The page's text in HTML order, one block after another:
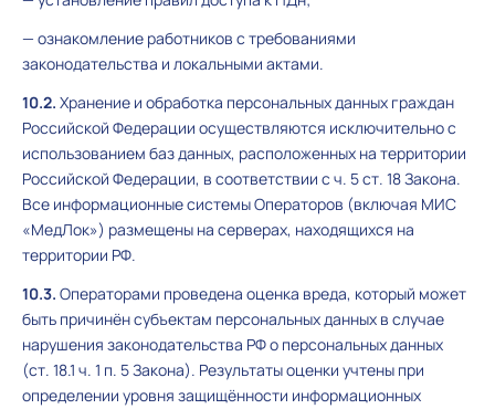
— ознакомление работников с требованиями
законодательства и локальными актами.
10.2. Хранение и обработка персональных данных граждан
Российской Федерации осуществляются исключительно с
использованием баз данных, расположенных на территории
Российской Федерации, в соответствии с ч. 5 ст. 18 Закона.
Все информационные системы Операторов (включая МИС
«МедЛок») размещены на серверах, находящихся на
территории РФ.
10.3. Операторами проведена оценка вреда, который может
быть причинён субъектам персональных данных в случае
нарушения законодательства РФ о персональных данных
(ст. 18.1 ч. 1 п. 5 Закона). Результаты оценки учтены при
определении уровня защищённости информационных